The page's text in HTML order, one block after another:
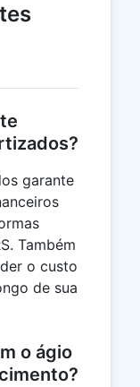
garante
Também
o custo
de sua
o ágio